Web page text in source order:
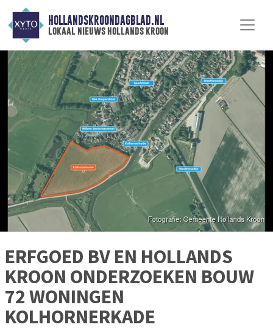
HOLLANDSKROONDAGBLAD.NL
lokaal nieuws hollands kroon
ERFGOED BV EN HOLLANDS
KROON ONDERZOEKEN BOUW
72 WONINGEN
KOLHORNERKADE